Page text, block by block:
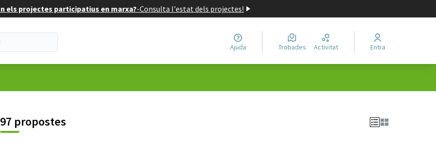
els projectes participatius en marxa?-Consulta l'estat dels projectes!
Ajuda Trobades Activitat Entra
97 propostes